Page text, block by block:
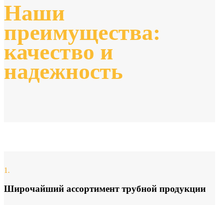
Наши
преимущества:
качество и
надежность
1.
Широчайший ассортимент трубной продукции